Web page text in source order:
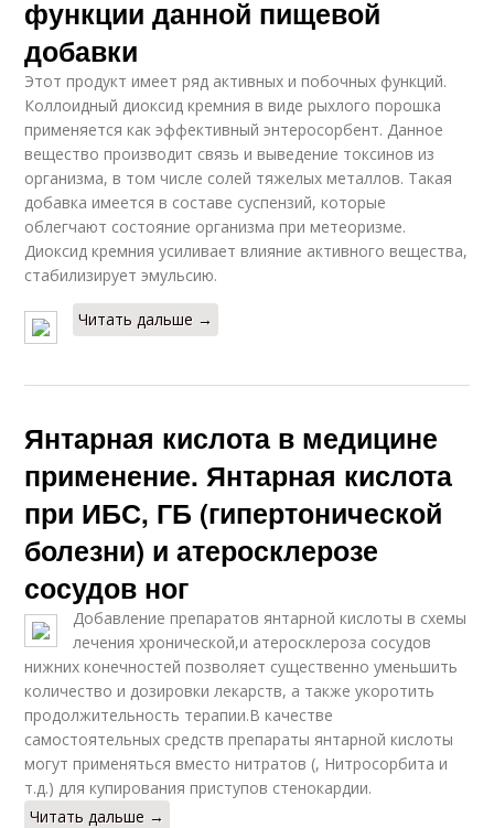
функции данной пищевой
добавки
Этот продукт имеет ряд активных и побочных функций.
Коллоидный диоксид кремния в виде рыхлого порошка
применяется как эффективный энтеросорбент. Данное
вещество производит связь и выведение токсинов из
организма, в том числе солей тяжелых металлов. Такая
добавка имеется в составе суспензий, которые
облегчают состояние организма при метеоризме.
Диоксид кремния усиливает влияние активного вещества,
стабилизирует эмульсию.
Читать дальше →
Янтарная кислота в медицине
применение. Янтарная кислота
при ИБС, ГБ (гипертонической
болезни) и атеросклерозе
сосудов ног
Добавление препаратов янтарной кислоты в схемы
лечения хронической,и атеросклероза сосудов
нижних конечностей позволяет существенно уменьшить
количество и дозировки лекарств, а также укоротить
продолжительность терапии.В качестве
самостоятельных средств препараты янтарной кислоты
могут применяться вместо нитратов (, Нитросорбита и
т.д.) для купирования приступов стенокардии.
Читать дальше →